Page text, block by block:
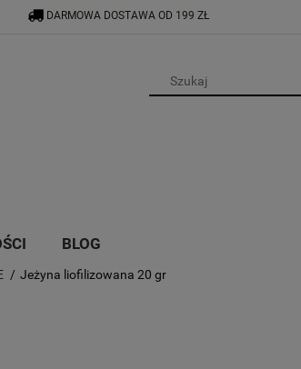
BLOG
Jeżyna liofilizowana 20 gr
DARMOWA DOSTAWA OD 199 ZŁ